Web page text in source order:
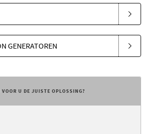
GENERATOREN
U DE JUISTE OPLOSSING?